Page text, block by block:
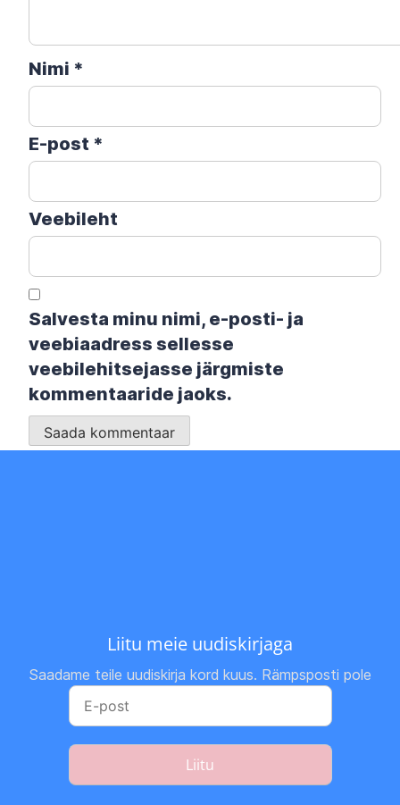
Nimi *
E-post *
Veebileht
Salvesta minu nimi, e-posti- ja
veebiaadress sellesse
veebilehitsejasse järgmiste
kommentaaride jaoks.
Liitu meie uudiskirjaga
Saadame teile uudiskirja kord kuus. Rämpsposti pole
Liitu